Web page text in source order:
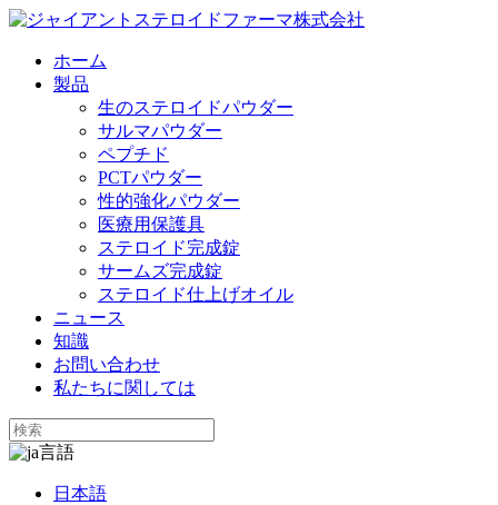
ホーム
製品
生のステロイドパウダー
サルマパウダー
ペプチド
PCTパウダー
性的強化パウダー
医療用保護具
ステロイド完成錠
サームズ完成錠
ステロイド仕上げオイル
ニュース
知識
お問い合わせ
私たちに関しては
言語
日本語